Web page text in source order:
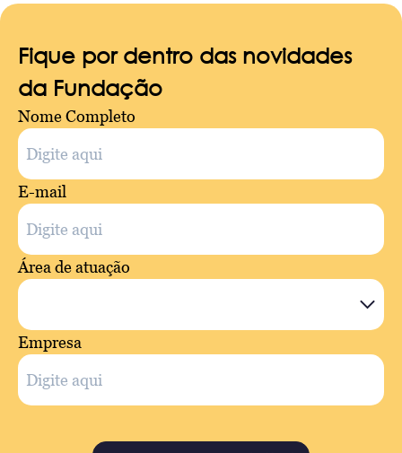
Fique por dentro das novidades
da Fundação
Nome Completo
E-mail
Área de atuação
Empresa